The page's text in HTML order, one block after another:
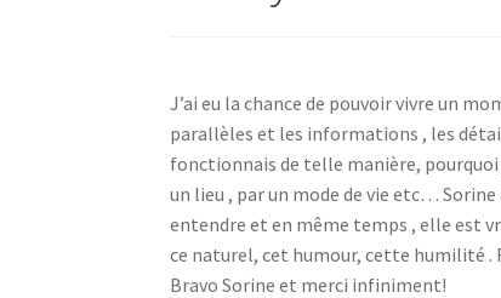
J’ai eu la chance de pouvoir vivre un
parallèles et les informations , les
fonctionnais de telle manière,
un lieu , par un mode de vie etc…
entendre et en même temps , elle est
ce naturel, cet humour, cette humilité .
Bravo Sorine et merci infiniment!